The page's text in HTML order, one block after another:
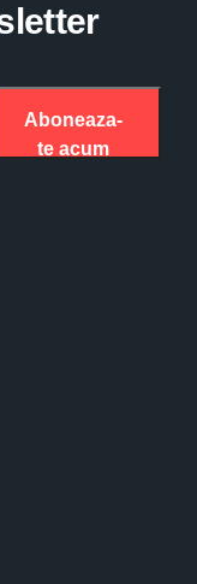
Aboneaza-
te acum